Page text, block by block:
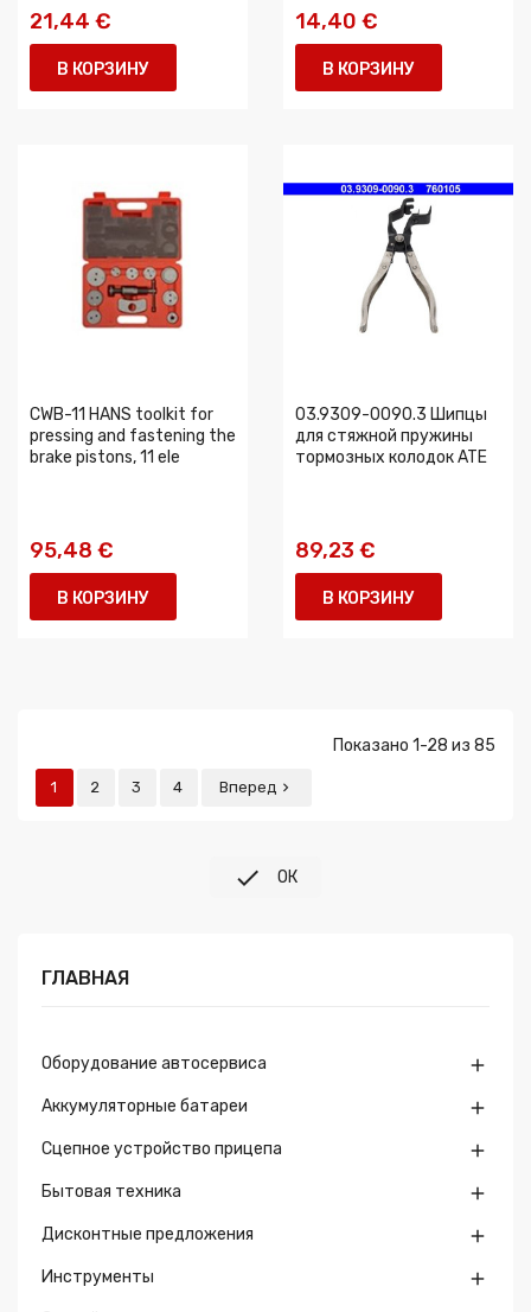
21,44 €
В КОРЗИНУ
14,40 €
В КОРЗИНУ
CWB-11 HANS toolkit for
pressing and fastening the
brake pistons, 11 ele
95,48 €
В КОРЗИНУ
03.9309-0090.3 Шипцы
для стяжной пружины
тормозных колодок ATE
89,23 €
В КОРЗИНУ
Показано 1-28 из 85
1 2 3 4 Вперед 
 ОК
ГЛАВНАЯ
Оборудование автосервиса 
Аккумуляторные батареи 
Сцепное устройство прицепа 
Бытовая техника 
Дисконтные предложения 
Инструменты 